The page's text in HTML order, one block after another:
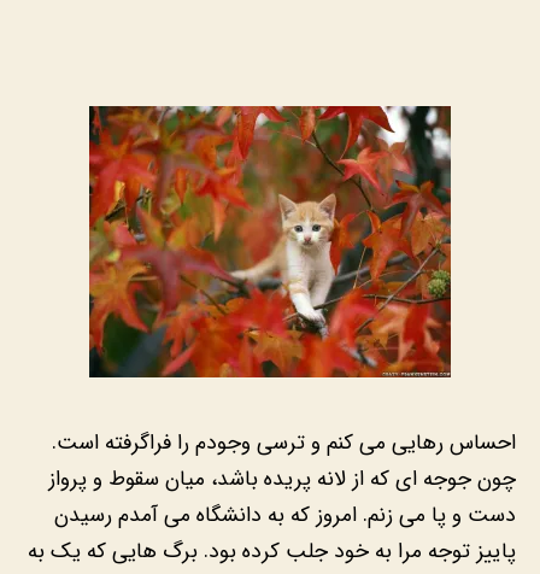
احساس رهایی می کنم و ترسی وجودم را فراگرفته است.
چون جوجه ای که از لانه پریده باشد، میان سقوط و پرواز
دست و پا می زنم. امروز که به دانشگاه می آمدم رسیدن
پاییز توجه مرا به خود جلب کرده بود. برگ هایی که یک به